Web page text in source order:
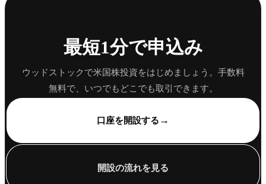
最短1分で申込み
ウッドストックで米国株投資をはじめましょう。手数料
無料で、いつでもどこでも取引できます。
口座を開設する →
開設の流れを見る